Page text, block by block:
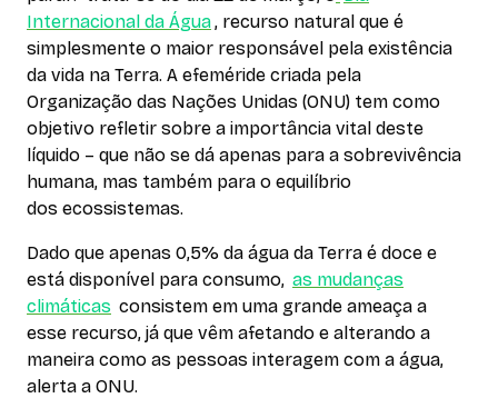
Internacional da Água, recurso natural que é
simplesmente o maior responsável pela existência
da vida na Terra. A efeméride criada pela
Organização das Nações Unidas (ONU) tem como
objetivo refletir sobre a importância vital deste
líquido – que não se dá apenas para a sobrevivência
humana, mas também para o equilíbrio
dos ecossistemas.
Dado que apenas 0,5% da água da Terra é doce e
está disponível para consumo, as mudanças
climáticas consistem em uma grande ameaça a
esse recurso, já que vêm afetando e alterando a
maneira como as pessoas interagem com a água,
alerta a ONU.